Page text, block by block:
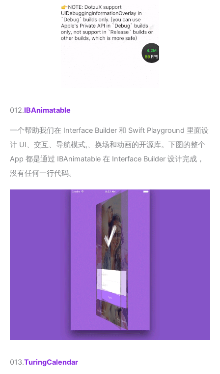
012.IBAnimatable
一个帮助我们在 Interface Builder 和 Swift Playground 里面设
计 UI、交互、导航模式,、换场和动画的开源库。下图的整个
App 都是通过 IBAnimatable 在 Interface Builder 设计完成，
没有任何一行代码。
013.TuringCalendar